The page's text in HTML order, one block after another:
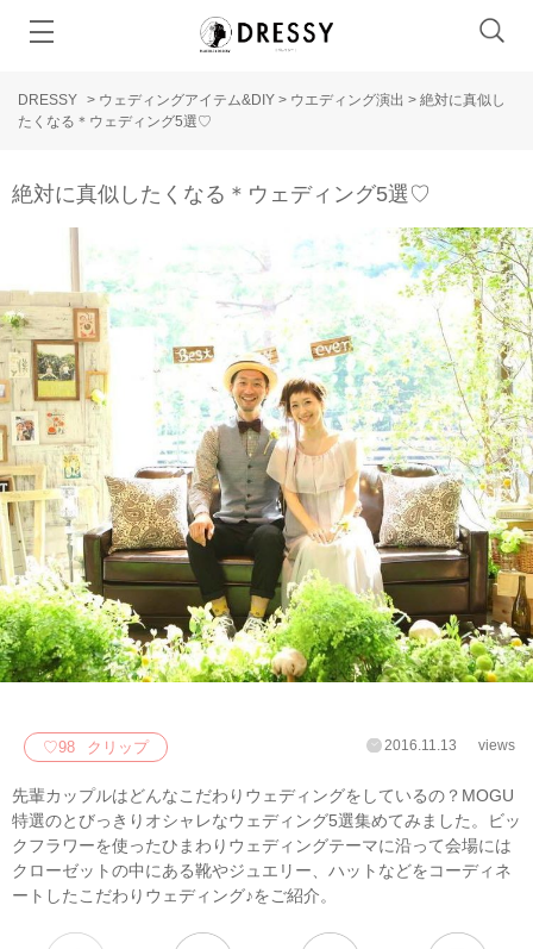
DRESSY > ウェディングアイテム&DIY > ウエディング演出 > 絶対に真似し
たくなる＊ウェディング5選♡
絶対に真似したくなる＊ウェディング5選♡
♡98 クリップ 2016.11.13 views
先輩カップルはどんなこだわりウェディングをしているの？MOGU
特選のとびっきりオシャレなウェディング5選集めてみました。ビッ
クフラワーを使ったひまわりウェディングテーマに沿って会場には
クローゼットの中にある靴やジュエリー、ハットなどをコーディネ
ートしたこだわりウェディング♪をご紹介。